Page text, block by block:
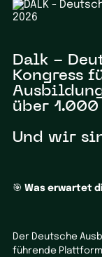
Dalk -
Kongress
über 1.000
Und wir
🎯Was erwartet
Der Deutsche
führende